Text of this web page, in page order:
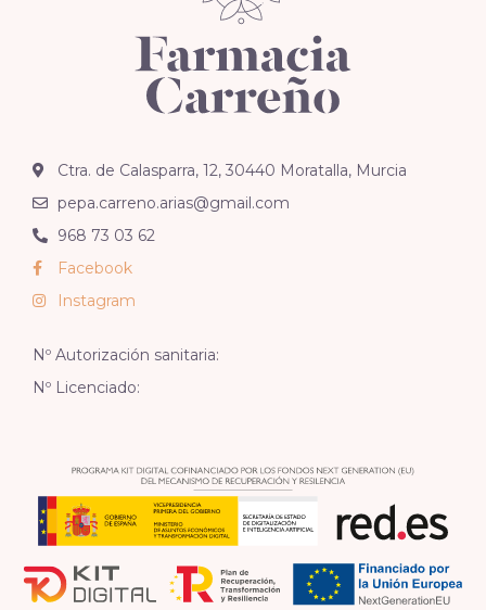
Ctra. de Calasparra, 12, 30440 Moratalla, Murcia
pepa.carreno.arias@gmail.com
968 73 03 62
Facebook
Instagram
Nº Autorización sanitaria:
Nº Licenciado: